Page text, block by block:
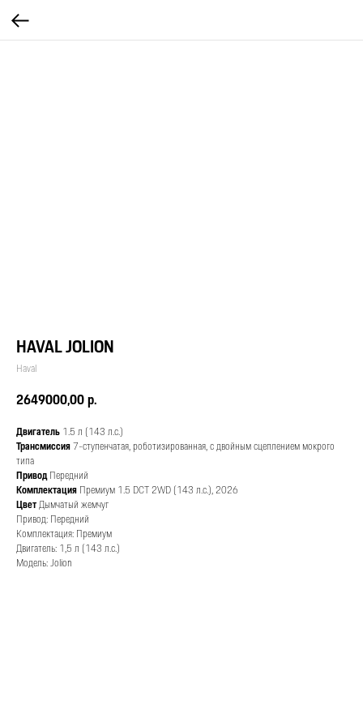
HAVAL JOLION
Haval
2649000,00р.
Двигатель 1.5 л (143 л.с.)
Трансмиссия7-ступенчатая, роботизированная, с двойным сцеплением мокрого
типа
ПриводПередний
Комплектация Премиум 1.5 DCT 2WD (143 л.с.), 2026
ЦветДымчатый жемчуг
Привод: Передний
Комплектация: Премиум
Двигатель: 1,5 л (143 л.с.)
Модель: Jolion